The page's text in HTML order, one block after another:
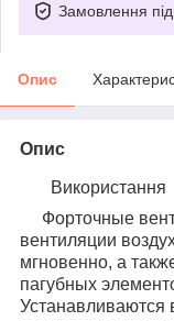
Замовлення
Опис
Опис
Використання
Форточные
вентиляции
мгновенно, а
пагубных
Устанавливаются